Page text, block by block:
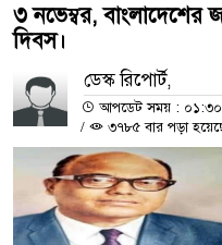
৩ নভেম্বর, বাংলাদেশের
দিবস।
ডেস্ক রিপোর্ট,
আপডেট সময় :
/
৩৭৮৫ বার পড়া